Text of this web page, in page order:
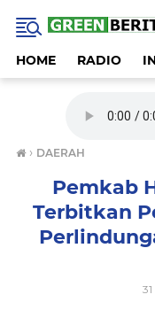
HOME RADIO
› DAERAH
Pemkab
Terbitkan